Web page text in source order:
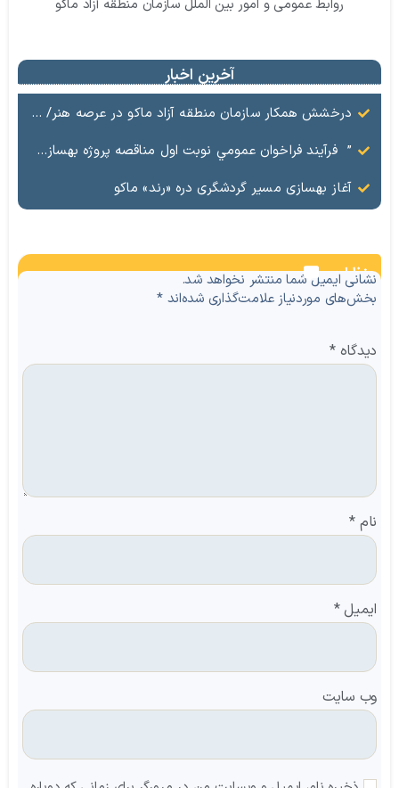
روابط عمومی و امور بین الملل سازمان منطقه آزاد ماکو
آخرین اخبار
درخشش همکار سازمان منطقه آزاد ماکو در عرصه هنر/ مستند تاریخی «زری خانم» به کارگردانی احد عبادی رونمایی شد
” فرآيند فراخوان عمومي نوبت اول مناقصه پروژه بهسازي و آسفالت راه و پاركينگ مجموعه آب درماني شهرستان شوط منطقه آزاد ماكو “
آغاز بهسازی مسیر گردشگری دره «رند» ماکو
نظرات
نشانی ایمیل شما منتشر نخواهد شد.
بخش‌های موردنیاز علامت‌گذاری شده‌اند*
دیدگاه*
نام *
ایمیل*
وب‌ سایت